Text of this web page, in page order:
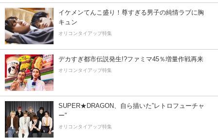
イケメンてんこ盛り！尊すぎる男子の純情ラブに胸
キュン
オリコンタイアップ特集
デカすぎ都市伝説発生!?ファミマ45％増量作戦再来
オリコンタイアップ特集
SUPER★DRAGON、自ら描いた”レトロフューチャ
ー”
オリコンタイアップ特集